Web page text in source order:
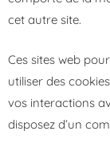
cet autre site.
Ces sites web
utiliser des
vos interactions
disposez d’un